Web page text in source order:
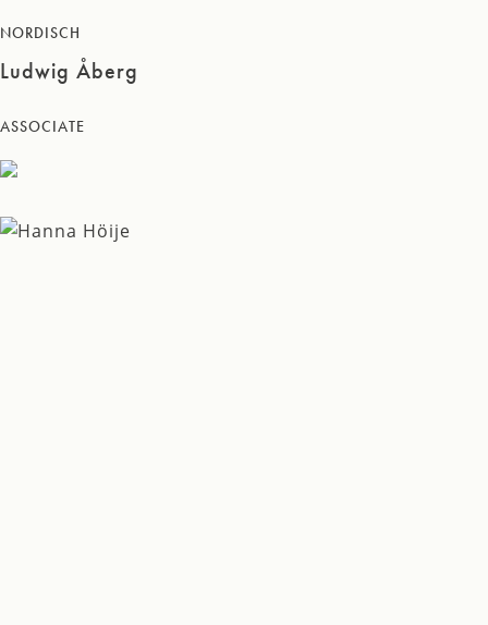
NORDISCH
Ludwig Åberg
ASSOCIATE